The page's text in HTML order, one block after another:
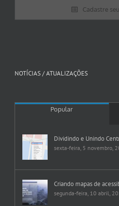
Cadastre
NOTÍCIAS / ATUALIZAÇÕES
Popular
Dividindo e Unindo
sexta-feira, 5 novembro,
Criando mapas de
segunda-feira, 10 abril,